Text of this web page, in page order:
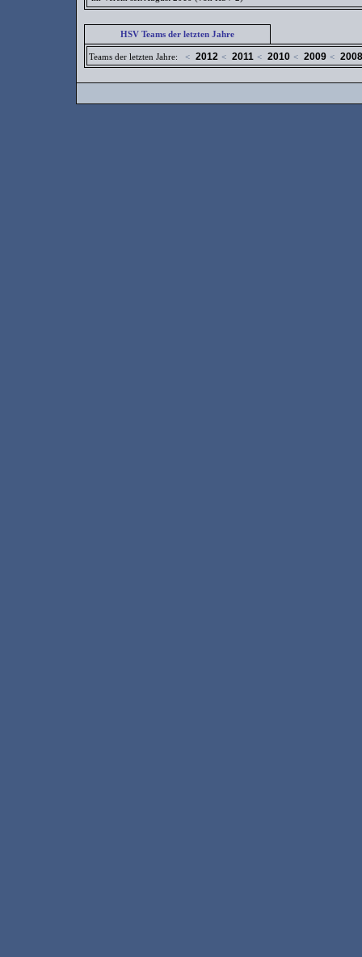
HSV Teams der letzten Jahre
Teams der letzten Jahre: < 2012 < 2011 < 2010 < 2009 < 2008